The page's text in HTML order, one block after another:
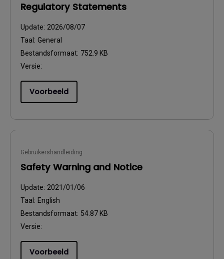
Regulatory Statements
Update: 2026/08/07
Taal: General
Bestandsformaat: 752.9 KB
Versie:
Voorbeeld
Gebruikershandleiding
Safety Warning and Notice
Update: 2021/01/06
Taal: English
Bestandsformaat: 54.87 KB
Versie:
Voorbeeld